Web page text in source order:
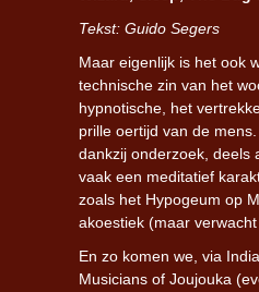
Tekst: Guido Segers
Maar eigenlijk is het ook
technische zin van het
hypnotische, het
prille oertijd van de
dankzij onderzoek, deels
vaak een meditatief
zoals het Hypogeum op
akoestiek (maar
En zo komen we, via
Musicians of Joujouka